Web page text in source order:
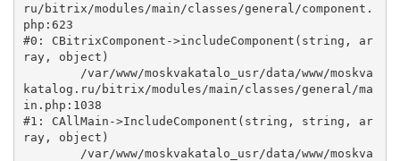
ru/bitrix/modules/main/classes/general/component.
php:623
#0: CBitrixComponent->includeComponent(string, ar
ray, object)
katalog.ru/bitrix/modules/main/classes/general/ma
in.php:1038
#1: CAllMain->IncludeComponent(string, string, ar
ray, object)